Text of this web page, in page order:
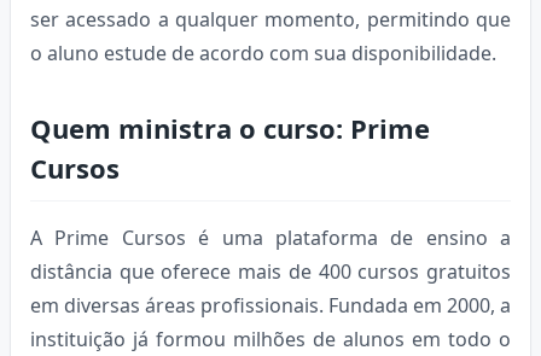
ser acessado a qualquer momento, permitindo que
o aluno estude de acordo com sua disponibilidade.
Quem ministra o curso: Prime
Cursos
A Prime Cursos é uma plataforma de ensino a
distância que oferece mais de 400 cursos gratuitos
em diversas áreas profissionais. Fundada em 2000, a
instituição já formou milhões de alunos em todo o